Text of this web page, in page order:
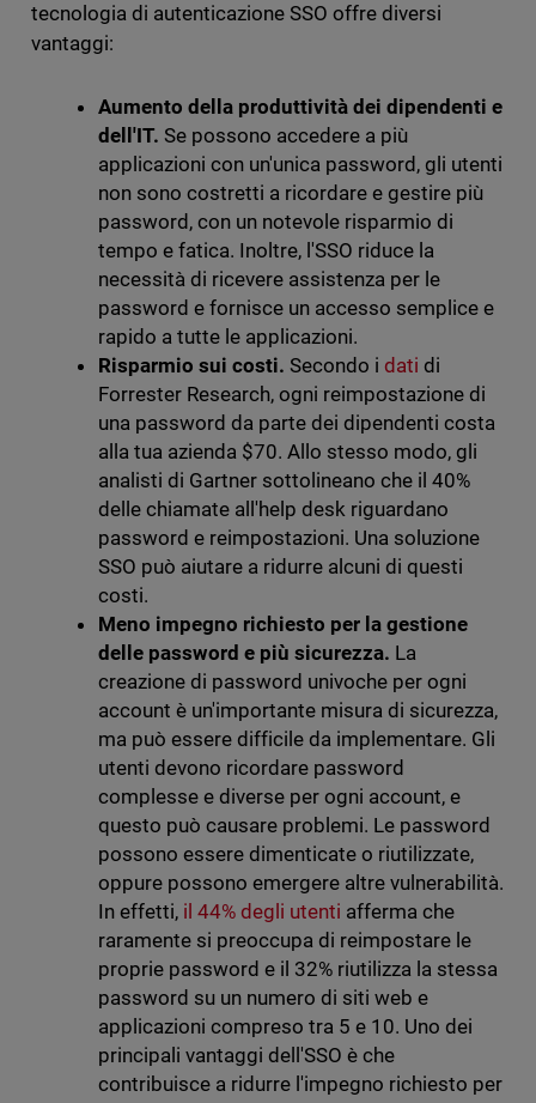
tecnologia di autenticazione SSO offre diversi
vantaggi:
Aumento della produttività dei dipendenti e
dell'IT. Se possono accedere a più
applicazioni con un'unica password, gli utenti
non sono costretti a ricordare e gestire più
password, con un notevole risparmio di
tempo e fatica. Inoltre, l'SSO riduce la
necessità di ricevere assistenza per le
password e fornisce un accesso semplice e
rapido a tutte le applicazioni.
Risparmio sui costi. Secondo idati di
Forrester Research, ogni reimpostazione di
una password da parte dei dipendenti costa
alla tua azienda $70. Allo stesso modo, gli
analisti di Gartner sottolineano che il 40%
delle chiamate all'help desk riguardano
password e reimpostazioni. Una soluzione
SSO può aiutare a ridurre alcuni di questi
costi.
Meno impegno richiesto per la gestione
delle password e più sicurezza. La
creazione di password univoche per ogni
account è un'importante misura di sicurezza,
ma può essere difficile da implementare. Gli
utenti devono ricordare password
complesse e diverse per ogni account, e
questo può causare problemi. Le password
possono essere dimenticate o riutilizzate,
oppure possono emergere altre vulnerabilità.
In effetti, il 44% degli utenti afferma che
raramente si preoccupa di reimpostare le
proprie password e il 32% riutilizza la stessa
password su un numero di siti web e
applicazioni compreso tra 5 e 10. Uno dei
principali vantaggi dell'SSO è che
contribuisce a ridurre l'impegno richiesto per